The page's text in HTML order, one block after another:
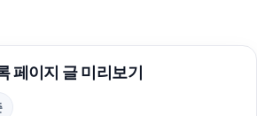
인스타 좋아요
페이지 글 미리보기